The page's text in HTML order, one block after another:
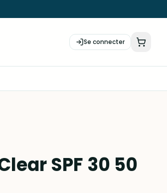
Se connecter
SPF 30 50